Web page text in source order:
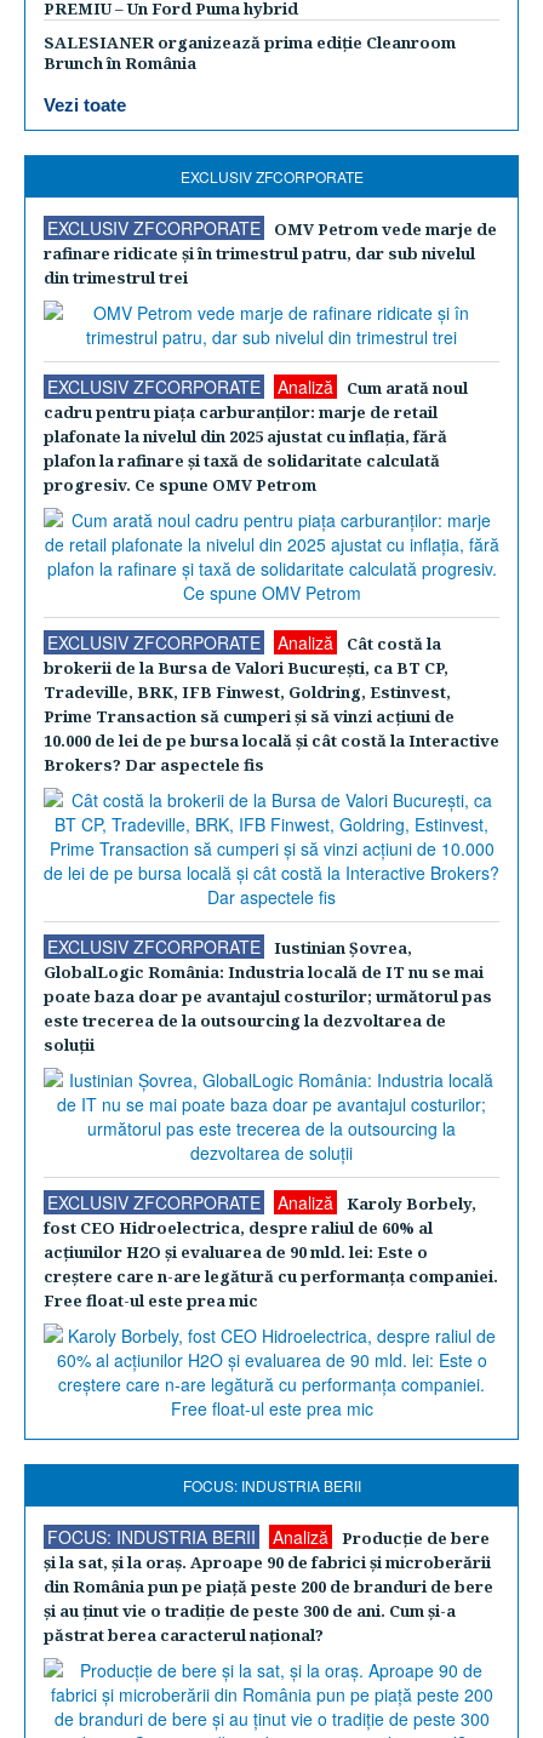
PREMIU – Un Ford Puma hybrid
SALESIANER organizează prima ediție Cleanroom
Brunch în România
Vezi toate
EXCLUSIV ZFCORPORATE
EXCLUSIV ZFCORPORATE
OMV Petrom vede marje de
rafinare ridicate şi în trimestrul patru, dar sub nivelul
din trimestrul trei
EXCLUSIV ZFCORPORATE Analiză
Cum arată noul
cadru pentru piaţa carburanţilor: marje de retail
plafonate la nivelul din 2025 ajustat cu inflaţia, fără
plafon la rafinare şi taxă de solidaritate calculată
progresiv. Ce spune OMV Petrom
EXCLUSIV ZFCORPORATE Analiză
Cât costă la
brokerii de la Bursa de Valori Bucureşti, ca BT CP,
Tradeville, BRK, IFB Finwest, Goldring, Estinvest,
Prime Transaction să cumperi şi să vinzi acţiuni de
10.000 de lei de pe bursa locală şi cât costă la Interactive
Brokers? Dar aspectele fis
EXCLUSIV ZFCORPORATE
Iustinian Şovrea,
GlobalLogic România: Industria locală de IT nu se mai
poate baza doar pe avantajul costurilor; următorul pas
este trecerea de la outsourcing la dezvoltarea de
soluţii
EXCLUSIV ZFCORPORATE Analiză
Karoly Borbely,
fost CEO Hidroelectrica, despre raliul de 60% al
acţiunilor H2O şi evaluarea de 90 mld. lei: Este o
creştere care n-are legătură cu performanţa companiei.
Free float-ul este prea mic
FOCUS: INDUSTRIA BERII
FOCUS: INDUSTRIA BERII Analiză
Producţie de bere
şi la sat, şi la oraş. Aproape 90 de fabrici şi microberării
din România pun pe piaţă peste 200 de branduri de bere
şi au ţinut vie o tradiţie de peste 300 de ani. Cum şi-a
păstrat berea caracterul naţional?